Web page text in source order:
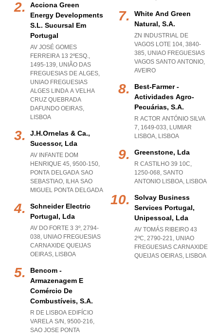
Acciona Green
Energy Developments
S.l. Sucursal Em
Portugal
AV JOSÉ GOMES
FERREIRA 13 2ºESQ.,
1495-139, UNIÃO DAS
FREGUESIAS DE ALGES,
UNIAO FREGUESIAS
ALGES LINDA A VELHA
CRUZ QUEBRADA
DAFUNDO OEIRAS,
LISBOA
J.h.ornelas & Ca.,
Sucessor, Lda
AV INFANTE DOM
HENRIQUE 45, 9500-150,
PONTA DELGADA SAO
SEBASTIAO, ILHA SAO
MIGUEL PONTA DELGADA
Schneider Electric
Portugal, Lda
AV DO FORTE 3 3º, 2794-
038, UNIAO FREGUESIAS
CARNAXIDE QUEIJAS
OEIRAS, LISBOA
Bencom -
Armazenagem E
Comércio De
Combustíveis, S.a.
R DE LISBOA EDIFÍCIO
VARELA S/N, 9500-216,
SAO JOSE PONTA
White And Green
Natural, S.a.
ZN INDUSTRIAL DE
VAGOS LOTE 104, 3840-
385, UNIAO FREGUESIAS
VAGOS SANTO ANTONIO,
AVEIRO
Best-Farmer -
Actividades Agro-
Pecuárias, S.a.
R ACTOR ANTÓNIO SILVA
7, 1649-033, LUMIAR
LISBOA, LISBOA
Greenstone, Lda
R CASTILHO 39 10C,
1250-068, SANTO
ANTONIO LISBOA, LISBOA
Solvay Business
Services Portugal,
Unipessoal, Lda
AV TOMÁS RIBEIRO 43
2ºC, 2790-221, UNIAO
FREGUESIAS CARNAXIDE
QUEIJAS OEIRAS, LISBOA